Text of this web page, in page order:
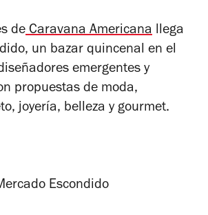
deCaravana Americana llega
un bazar quincenal en el
emergentes y
propuestas de moda,
joyería, belleza y gourmet.
Escondido